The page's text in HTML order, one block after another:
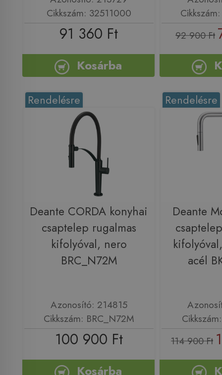
Cikkszám: 32511000
91 360 Ft
Kosárba
92 900 Ft
Rendelésre
Deante CORDA konyhai
csaptelep rugalmas
kifolyóval, nero
BRC_N72M
Azonosító: 214815
Cikkszám: BRC_N72M
100 900 Ft
Kosárba
Rendelésre
Deante
acél
114 900 Ft